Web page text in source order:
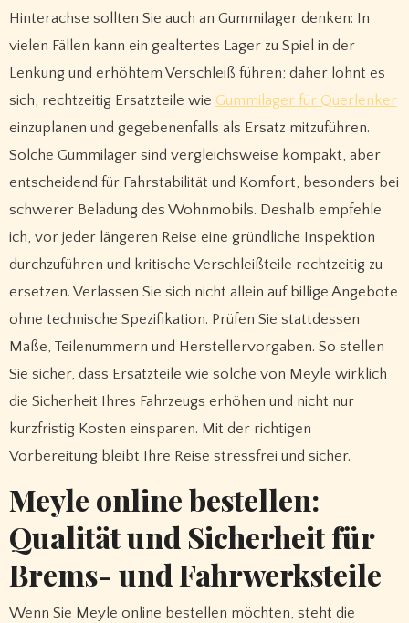
Hinterachse sollten Sie auch an Gummilager denken: In
vielen Fällen kann ein gealtertes Lager zu Spiel in der
Lenkung und erhöhtem Verschleiß führen; daher lohnt es
sich, rechtzeitig Ersatzteile wie Gummilager für Querlenker
einzuplanen und gegebenenfalls als Ersatz mitzuführen.
Solche Gummilager sind vergleichsweise kompakt, aber
entscheidend für Fahrstabilität und Komfort, besonders bei
schwerer Beladung des Wohnmobils. Deshalb empfehle
ich, vor jeder längeren Reise eine gründliche Inspektion
durchzuführen und kritische Verschleißteile rechtzeitig zu
ersetzen. Verlassen Sie sich nicht allein auf billige Angebote
ohne technische Spezifikation. Prüfen Sie stattdessen
Maße, Teilenummern und Herstellervorgaben. So stellen
Sie sicher, dass Ersatzteile wie solche von Meyle wirklich
die Sicherheit Ihres Fahrzeugs erhöhen und nicht nur
kurzfristig Kosten einsparen. Mit der richtigen
Vorbereitung bleibt Ihre Reise stressfrei und sicher.
Meyle online bestellen:
Qualität und Sicherheit für
Brems- und Fahrwerksteile
Wenn Sie Meyle online bestellen möchten, steht die